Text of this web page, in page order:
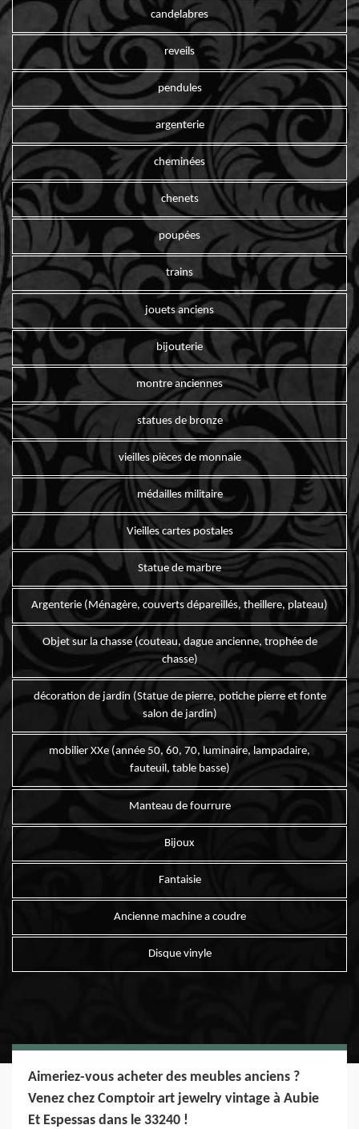
candelabres
reveils
pendules
argenterie
cheminées
chenets
poupées
trains
jouets anciens
bijouterie
montre anciennes
statues de bronze
vieilles pièces de monnaie
médailles militaire
Vieilles cartes postales
Statue de marbre
Argenterie (Ménagère, couverts dépareillés, theillere, plateau)
Objet sur la chasse (couteau, dague ancienne, trophée de
chasse)
décoration de jardin (Statue de pierre, potiche pierre et fonte
salon de jardin)
mobilier XXe (année 50, 60, 70, luminaire, lampadaire,
fauteuil, table basse)
Manteau de fourrure
Bijoux
Fantaisie
Ancienne machine a coudre
Disque vinyle
Aimeriez-vous acheter des meubles anciens ?
Venez chez Comptoir art jewelry vintage à Aubie
Et Espessas dans le 33240 !